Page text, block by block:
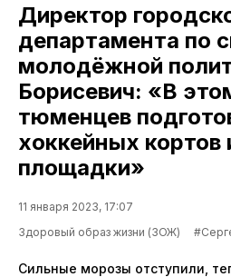
Директор
департамента по
молодёжной
Борисевич: «В
тюменцев
хоккейных
площадки»
11 января 2023, 17:07
Здоровый образ жизни (ЗОЖ)
Сильные морозы отступили,